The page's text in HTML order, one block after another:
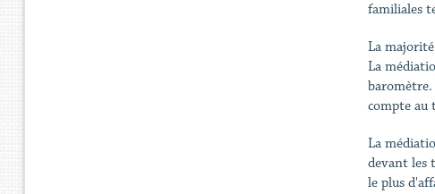
familiales
La
La
baromètre.
compte au
La
devant les
le plus